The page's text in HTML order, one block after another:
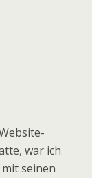
war ich
seinen